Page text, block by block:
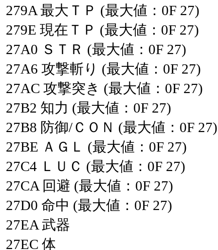
279A 最大ＴＰ (最大値：0F 27)
279E 現在ＴＰ (最大値：0F 27)
27A0 ＳＴＲ (最大値：0F 27)
27A6 攻撃斬り (最大値：0F 27)
27AC 攻撃突き (最大値：0F 27)
27B2 知力 (最大値：0F 27)
27B8 防御/ＣＯＮ (最大値：0F 27)
27BE ＡＧＬ (最大値：0F 27)
27C4 ＬＵＣ (最大値：0F 27)
27CA 回避 (最大値：0F 27)
27D0 命中 (最大値：0F 27)
27EA 武器
27EC 体